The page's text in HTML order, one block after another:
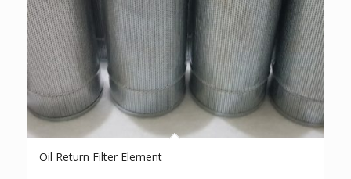
Oil Return Filter Element